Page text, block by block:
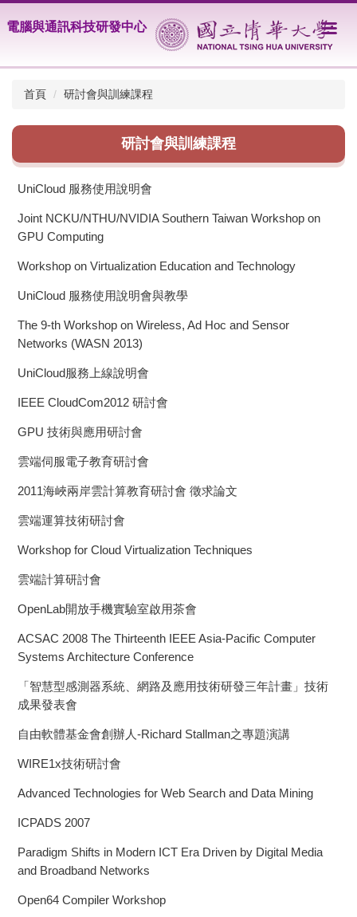
到
電腦與通訊科技研發中心
首頁 研討會與訓練課程
研討會與訓練課程
UniCloud 服務使用說明會
Joint NCKU/NTHU/NVIDIA Southern Taiwan Workshop on
GPU Computing
Workshop on Virtualization Education and Technology
UniCloud 服務使用說明會與教學
The 9-th Workshop on Wireless, Ad Hoc and Sensor
Networks (WASN 2013)
UniCloud服務上線說明會
IEEE CloudCom2012 研討會
GPU 技術與應用研討會
雲端伺服電子教育研討會
2011海峽兩岸雲計算教育研討會 徵求論文
雲端運算技術研討會
Workshop for Cloud Virtualization Techniques
雲端計算研討會
OpenLab開放手機實驗室啟用茶會
ACSAC 2008 The Thirteenth IEEE Asia-Pacific Computer
Systems Architecture Conference
「智慧型感測器系統、網路及應用技術研發三年計畫」技術
成果發表會
自由軟體基金會創辦人-Richard Stallman之專題演講
WIRE1x技術研討會
Advanced Technologies for Web Search and Data Mining
ICPADS 2007
Paradigm Shifts in Modern ICT Era Driven by Digital Media
and Broadband Networks
Open64 Compiler Workshop